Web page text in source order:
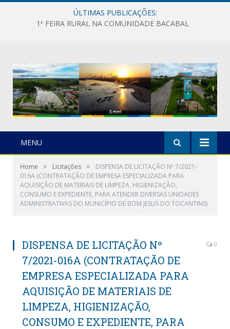
ÚLTIMAS PUBLICAÇÕES:
1ª FEIRA RURAL NA COMUNIDADE BACABAL
MENU
Home » Licitações »
DISPENSA DE LICITAÇÃO Nº 7/2021-
016A (CONTRATAÇÃO DE EMPRESA ESPECIALIZADA PARA
AQUISIÇÃO DE MATERIAIS DE LIMPEZA, HIGIENIZAÇÃO,
CONSUMO E EXPEDIENTE, PARA ATENDER DIVERSAS UNIDADES
ADMINISTRATIVAS DO MUNICÍPIO DE BOM JESUS DO TOCANTINS)
DISPENSA DE LICITAÇÃO Nº
7/2021-016A (CONTRATAÇÃO DE
EMPRESA ESPECIALIZADA PARA
AQUISIÇÃO DE MATERIAIS DE
LIMPEZA, HIGIENIZAÇÃO,
CONSUMO E EXPEDIENTE, PARA
0